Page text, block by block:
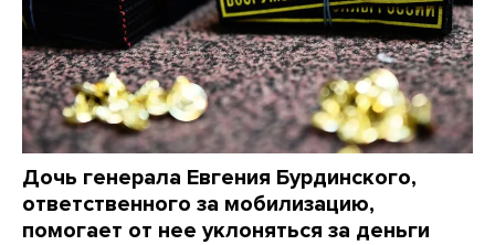
Дочь генерала Евгения Бурдинского,
ответственного за мобилизацию,
помогает от нее уклоняться за деньги